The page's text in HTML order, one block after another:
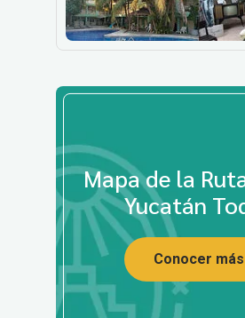
Mapa de la
Yucatán
Conocer más